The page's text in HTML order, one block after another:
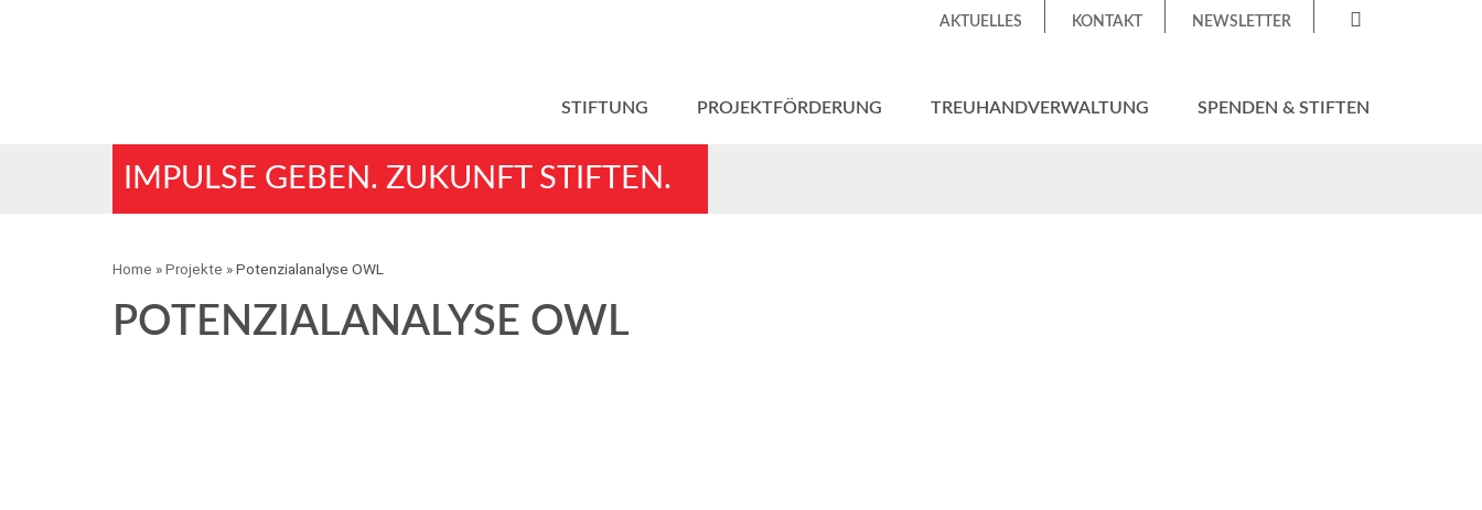
AKTUELLES KONTAKT NEWSLETTER
STIFTUNG PROJEKTFÖRDERUNG TREUHANDVERWALTUNG SPENDEN & STIFTEN
IMPULSE GEBEN. ZUKUNFT STIFTEN.
Home »Projekte »Potenzialanalyse OWL
POTENZIALANALYSE OWL